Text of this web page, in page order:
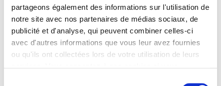
partageons également des informations sur l'utilisation de
notre site avec nos partenaires de médias sociaux, de
publicité et d'analyse, qui peuvent combiner celles-ci
avec d'autres informations que vous leur avez fournies
ou qu'ils ont collectées lors de votre utilisation de leurs